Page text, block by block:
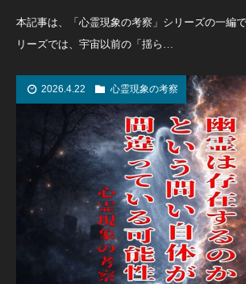
本記事は、「心霊現象の考察」シリーズの一編
リーズでは、宇宙以前の「揺ら…
2026.4.22 心霊現象の考察